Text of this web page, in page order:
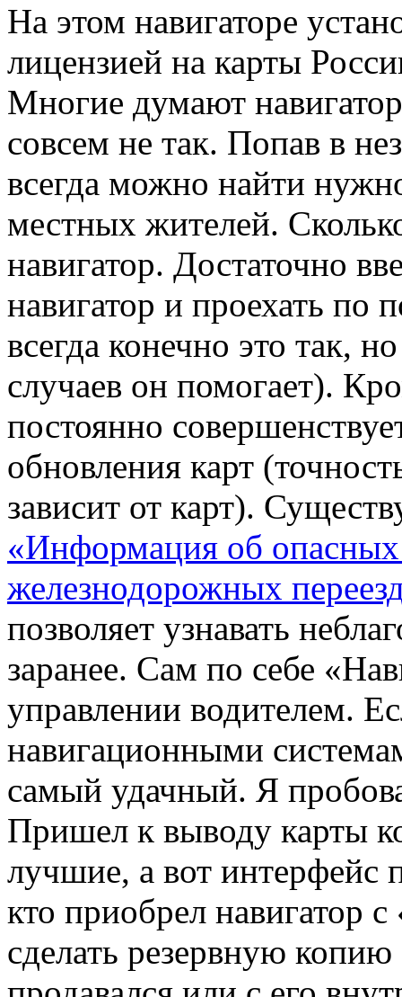
На этом навигаторе
лицензией на карты
Многие думают
совсем не так. Попав в
всегда можно найти
местных жителей.
навигатор. Достаточно
навигатор и проехать по
всегда конечно это так,
случаев он помогает).
постоянно
обновления карт
зависит от карт).
«Информация об
железнодорожных
позволяет узнавать
заранее. Сам по себе
управлении водителем.
навигационными
самый удачный. Я
Пришел к выводу карты
лучшие, а вот интерфейс
кто приобрел навигатор
сделать резервную